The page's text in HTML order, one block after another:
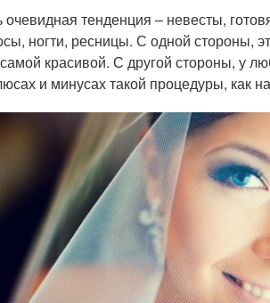
тенденция – невесты,
ногти, ресницы. С одной стороны,
красивой. С другой стороны, у
и минусах такой процедуры, как